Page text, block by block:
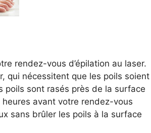
rendez-vous d’épilation au laser.
qui nécessitent que les poils soient
poils sont rasés près de la surface
avant votre rendez-vous
sans brûler les poils à la surface